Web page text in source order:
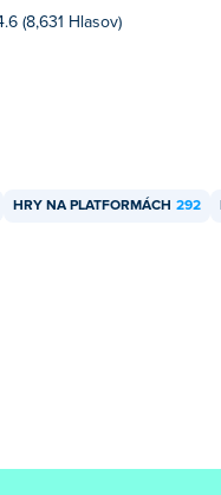
(8,631 Hlasov)
HRY NA PLATFORMÁCH 292